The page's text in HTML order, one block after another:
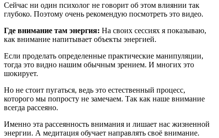
Сейчас ни один психолог не говорит об этом влиянии так
глубоко. Поэтому очень рекомендую посмотреть это видео.
Где внимание там энергия: На своих сессиях я показываю,
как внимание напитывает объекты энергией.
Если проделать определенные практические манипуляции,
тогда это видно нашим обычным зрением. И многих это
шокирует.
Но не стоит пугаться, ведь это естественный процесс,
которого мы попросту не замечаем. Так как наше внимание
всегда рассеяно.
Именно эта рассеянность внимания и лишает нас жизненной
энергии. А медитация обучает направлять своё внимание.